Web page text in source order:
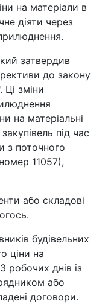
на матеріали в
діяти через
затвердив
до закону
Ці зміни
на матеріальні
під час
з поточного
11057),
або складові
будівельних
ціни на
робочих днів із
або
договори.